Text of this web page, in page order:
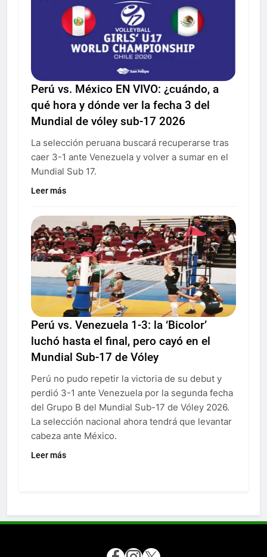
Perú vs. México EN VIVO: ¿cuándo, a
qué hora y dónde ver la fecha 3 del
Mundial de vóley sub-17 2026
La selección peruana buscará recuperarse tras
caer 3-1 ante Venezuela y volver a sumar en el
Mundial Sub 17.
Leer más
Perú vs. Venezuela 1-3: la ‘Bicolor’
luchó hasta el final, pero cayó en el
Mundial Sub-17 de Vóley
Perú no pudo repetir la victoria de su debut y
perdió 3-1 ante Venezuela por la segunda fecha
del Grupo B del Mundial Sub-17 de Vóley 2026.
La selección nacional ahora tendrá que levantar
cabeza ante México.
Leer más